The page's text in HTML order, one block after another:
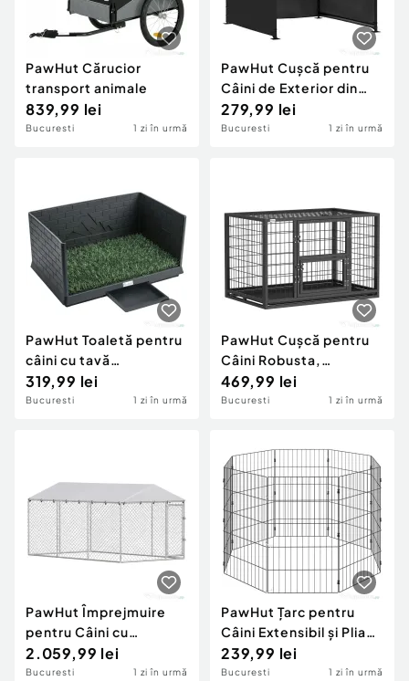
PawHut Cărucior
transport animale
839,99 lei
Bucuresti 1 zi în urmă
PawHut Cușcă pentru
Câini de Exterior din
Material Oxford,
pentru Câini de Talie
279,99 lei
Bucuresti 1 zi în urmă
PawHut Toaletă pentru
câini cu tavă
detașabilă, 75 x 51 x
36,5 cm
319,99 lei
Bucuresti 1 zi în urmă
PawHut Cușcă pentru
Câini Robusta,
94x60x64 cm, cu Tavă
Detașabilă.
469,99 lei
Bucuresti 1 zi în urmă
PawHut Împrejmuire
pentru Câini cu
Acoperiș Impermeabil,
4x2,3x2 m, Argintiu
2.059,99 lei
Bucuresti 1 zi în urmă
PawHut Țarc pentru
Câini Extensibil și Pliabil
din Metal 50x80 cm
Negru
239,99 lei
Bucuresti 1 zi în urmă